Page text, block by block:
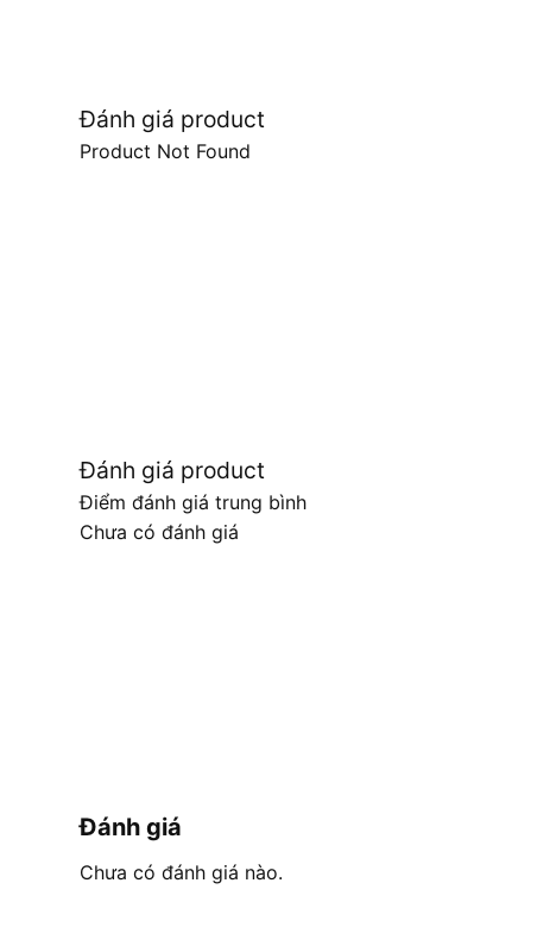
Đánh giá product
Product Not Found
Đánh giá product
Điểm đánh giá trung bình
Chưa có đánh giá
Đánh giá
Chưa có đánh giá nào.